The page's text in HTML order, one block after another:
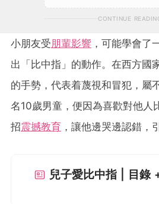
CONTINUE
小朋友受朋輩影響 ，可能學會了
出「比中指」的動作。在西方國
的手勢，代表着蔑視和冒犯，屬
名10歲男童，便因為喜歡對他人
招震撼教育 ，讓他邊哭邊認錯，
兒子愛比中指 | 目錄